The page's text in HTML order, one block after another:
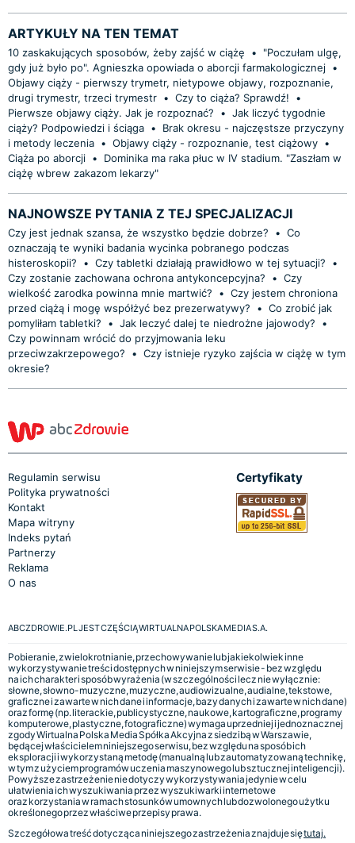
ARTYKUŁY NA TEN TEMAT
10 zaskakujących sposobów, żeby zajść w ciążę •
"Poczułam ulgę,
gdy już było po". Agnieszka opowiada o aborcji farmakologicznej •
Objawy ciąży - pierwszy trymetr, nietypowe objawy, rozpoznanie,
drugi trymestr, trzeci trymestr • Czy to ciąża? Sprawdź!
•
Pierwsze objawy ciąży. Jak je rozpoznać?
• Jak liczyć tygodnie
ciąży? Podpowiedzi i ściąga •
Brak okresu - najczęstsze przyczyny
i metody leczenia • Objawy ciąży - rozpoznanie, test ciążowy •
Ciąża po aborcji •
Dominika ma raka płuc w IV stadium. "Zaszłam w
ciążę wbrew zakazom lekarzy"
NAJNOWSZE PYTANIA Z TEJ SPECJALIZACJI
Czy jest jednak szansa, że wszystko będzie dobrze? • Co
oznaczają te wyniki badania wycinka pobranego podczas
histeroskopii?
• Czy tabletki działają prawidłowo w tej sytuacji?
•
Czy zostanie zachowana ochrona antykoncepcyjna?
• Czy
wielkość zarodka powinna mnie martwić?
• Czy jestem chroniona
przed ciążą i mogę współżyć bez prezerwatywy?
• Co zrobić jak
pomyliłam tabletki?
• Jak leczyć dalej te niedrożne jajowody?
•
Czy powinnam wrócić do przyjmowania leku
przeciwzakrzepowego?
• Czy istnieje ryzyko zajścia w ciążę w tym
okresie?
Regulamin serwisu
Polityka prywatności
Kontakt
Mapa witryny
Indeks pytań
Partnerzy
Reklama
O nas
Certyfikaty
ABCZDROWIE.PL JEST CZĘŚCIĄ WIRTUALNA POLSKA MEDIA S.A.
Pobieranie, zwielokrotnianie, przechowywanie lub jakiekolwiek inne
wykorzystywanie treści dostępnych w niniejszym serwisie - bez względu
na ich charakter i sposób wyrażenia (w szczególności lecz nie wyłącznie:
słowne, słowno-muzyczne, muzyczne, audiowizualne, audialne, tekstowe,
graficzne i zawarte w nich dane i informacje, bazy danych i zawarte w nich dane)
oraz formę (np. literackie, publicystyczne, naukowe, kartograficzne, programy
komputerowe, plastyczne, fotograficzne) wymaga uprzedniej i jednoznacznej
zgody Wirtualna Polska Media Spółka Akcyjna z siedzibą w Warszawie,
będącej właścicielem niniejszego serwisu, bez względu na sposób ich
eksploracji i wykorzystaną metodę (manualną lub zautomatyzowaną technikę,
w tym z użyciem programów uczenia maszynowego lub sztucznej inteligencji).
Powyższe zastrzeżenie nie dotyczy wykorzystywania jedynie w celu
ułatwienia ich wyszukiwania przez wyszukiwarki internetowe
oraz korzystania w ramach stosunków umownych lub dozwolonego użytku
określonego przez właściwe przepisy prawa.
Szczegółowa treść dotycząca niniejszego zastrzeżenia znajduje siętutaj.